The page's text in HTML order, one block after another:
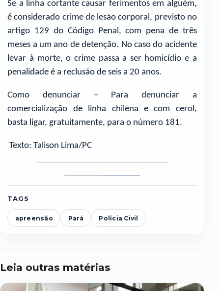
Se a linha cortante causar ferimentos em alguém,
é considerado crime de lesão corporal, previsto no
artigo 129 do Código Penal, com pena de três
meses a um ano de detenção. No caso do acidente
levar à morte, o crime passa a ser homicídio e a
penalidade é a reclusão de seis a 20 anos.
Como denunciar – Para denunciar a
comercialização de linha chilena e com cerol,
basta ligar, gratuitamente, para o número 181.
Texto: Talison Lima/PC
1
2
TAGS
apreensão Pará Polícia Civil
Leia outras matérias